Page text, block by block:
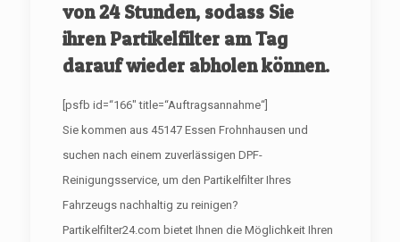
von 24 Stunden, sodass Sie
ihren Partikelfilter am Tag
darauf wieder abholen können.
[psfb id=“166″ title=“Auftragsannahme“]
Sie kommen aus 45147 Essen Frohnhausen und
suchen nach einem zuverlässigen DPF-
Reinigungsservice, um den Partikelfilter Ihres
Fahrzeugs nachhaltig zu reinigen?
Partikelfilter24.com bietet Ihnen die Möglichkeit Ihren